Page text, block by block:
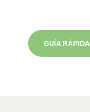
GUÍA RÁPIDA